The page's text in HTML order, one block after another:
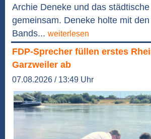
Archie Deneke und das
gemeinsam. Deneke holte mit
Bands... weiterlesen
FDP-Sprecher füllen erstes
Garzweiler ab
07.08.2026 / 13:49 Uhr